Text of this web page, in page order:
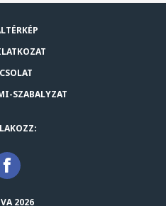
SZABALYZAT
2026